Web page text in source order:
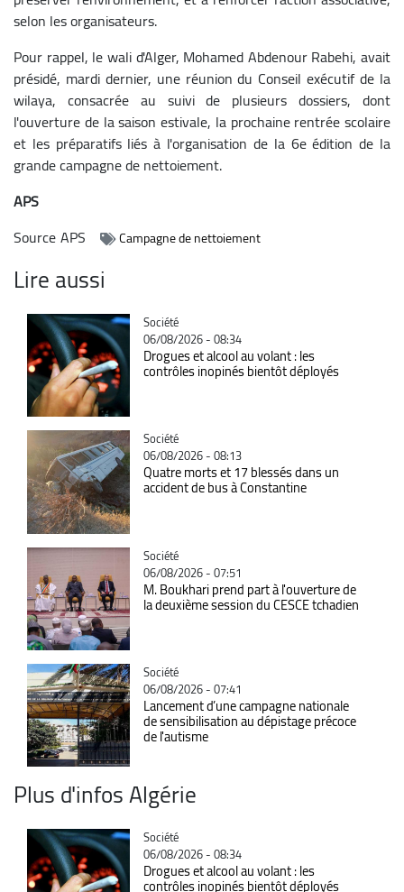
selon les organisateurs.
Pour rappel, le wali d'Alger, Mohamed Abdenour Rabehi, avait
présidé, mardi dernier, une réunion du Conseil exécutif de la
wilaya, consacrée au suivi de plusieurs dossiers, dont
l'ouverture de la saison estivale, la prochaine rentrée scolaire
et les préparatifs liés à l'organisation de la 6e édition de la
grande campagne de nettoiement.
APS
SourceAPS Campagne de nettoiement
Lire aussi
Catégorie
Société
06/08/2026 - 08:34
Drogues et alcool au volant : les
contrôles inopinés bientôt déployés
Catégorie
Société
06/08/2026 - 08:13
Quatre morts et 17 blessés dans un
accident de bus à Constantine
Catégorie
Société
06/08/2026 - 07:51
M. Boukhari prend part à l'ouverture de
la deuxième session du CESCE tchadien
Catégorie
Société
06/08/2026 - 07:41
Lancement d’une campagne nationale
de sensibilisation au dépistage précoce
de l'autisme
Plus d'infos Algérie
Catégorie
Société
06/08/2026 - 08:34
Drogues et alcool au volant : les
contrôles inopinés bientôt déployés